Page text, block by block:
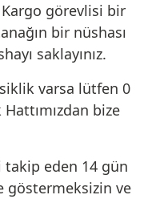
görevlisi bir
bir nüshası
saklayınız.
varsa lütfen 0
bize
takip eden 14 gün
göstermeksizin ve